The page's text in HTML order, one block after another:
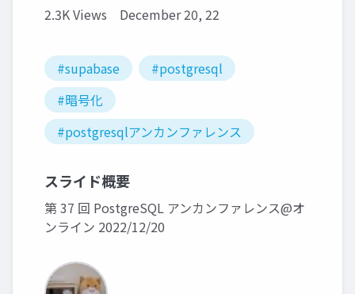
2.3K Views December 20, 22
#supabase
#postgresql
#暗号化
#postgresqlアンカンファレンス
スライド概要
第 37 回 PostgreSQL アンカンファレンス@オ
ンライン 2022/12/20